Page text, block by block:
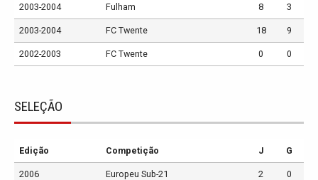
2003-2004 Fulham 8 3
2003-2004 FC Twente 18 9
2002-2003 FC Twente 0 0
SELEÇÃO
Edição Competição J G
2006 Europeu Sub-21 2 0